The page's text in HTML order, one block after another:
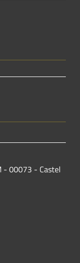
- 00073 - Castel